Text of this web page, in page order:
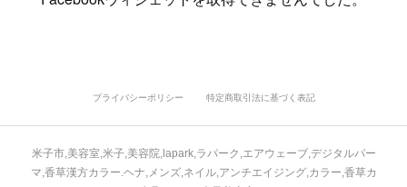
(3)
(6)
(1)
(15)
(10)
(13)
(8)
( 4)
(23)
(20)
(3)
(3)
(3)
(2)
プライバシーポリシー 特定商取引法に基づく表記
米子市,美容室,米子,美容院,lapark,ラパーク,エアウェーブ,デジタルパー
マ,香草漢方カラー.ヘナ,メンズ,ネイル,アンチエイジング,カラー,香草カ